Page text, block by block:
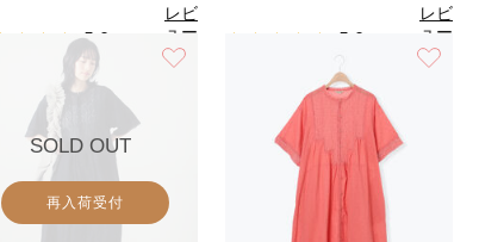
5.0
レビ
ュー
を見
る
5.0
レビ
ュー
を見
る
SOLD OUT
再入荷受付